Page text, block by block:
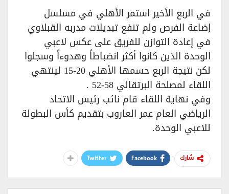
في الربع الأخير استمر الأهلي في مسلسل
إضاعة الفرص ولم تنفع تبديلات مدربه القبلاوي
في إعادة التوازن للفريق على عكس لاعبي
الوحدة الذين كانوا أكثر انضباطاً وهدوءاً وسجلوا
لكن نتيجة الربع حسمها الأهلي 20-15 لينتهي
اللقاء لمصلحة البرتقالي 58-52 .
وفي نهاية اللقاء قام نائب رئيس الاتحاد
الرياضي العام عمر العاروب بتقديم كأس البطولة
للاعبي الوحدة.
شارك Facebook
Twitter